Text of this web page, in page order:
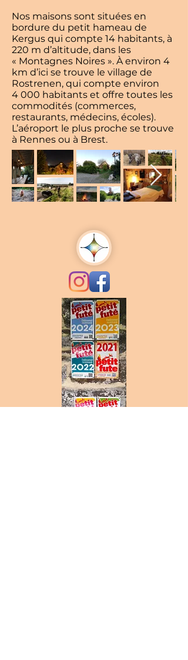
Nos maisons sont situées en
bordure du petit hameau de
Kergus qui compte 14 habitants, à
220 m d’altitude, dans les
« Montagnes Noires ». À environ 4
km d’ici se trouve le village de
Rostrenen, qui compte environ
4 000 habitants et offre toutes les
commodités (commerces,
restaurants, médecins, écoles).
L’aéroport le plus proche se trouve
à Rennes ou à Brest.